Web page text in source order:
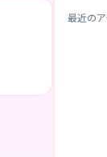
最近の